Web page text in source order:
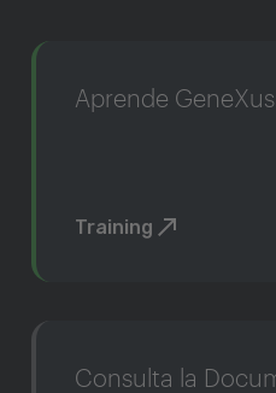
Aprende GeneXus
Training
Consulta la